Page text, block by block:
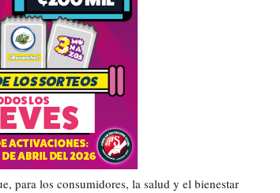
para los consumidores, la salud y el bienestar